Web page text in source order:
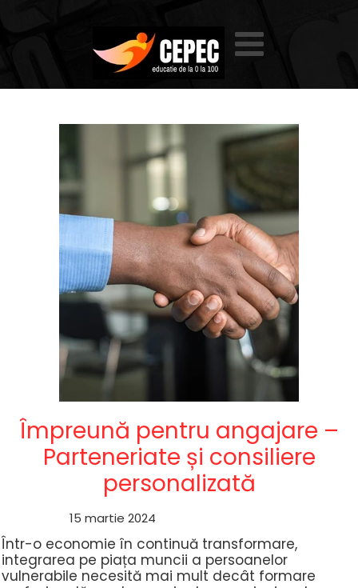
Împreună pentru angajare –
Parteneriate și consiliere
personalizată
15 martie 2024
Într-o economie în continuă transformare,
integrarea pe piața muncii a persoanelor
vulnerabile necesită mai mult decât formare